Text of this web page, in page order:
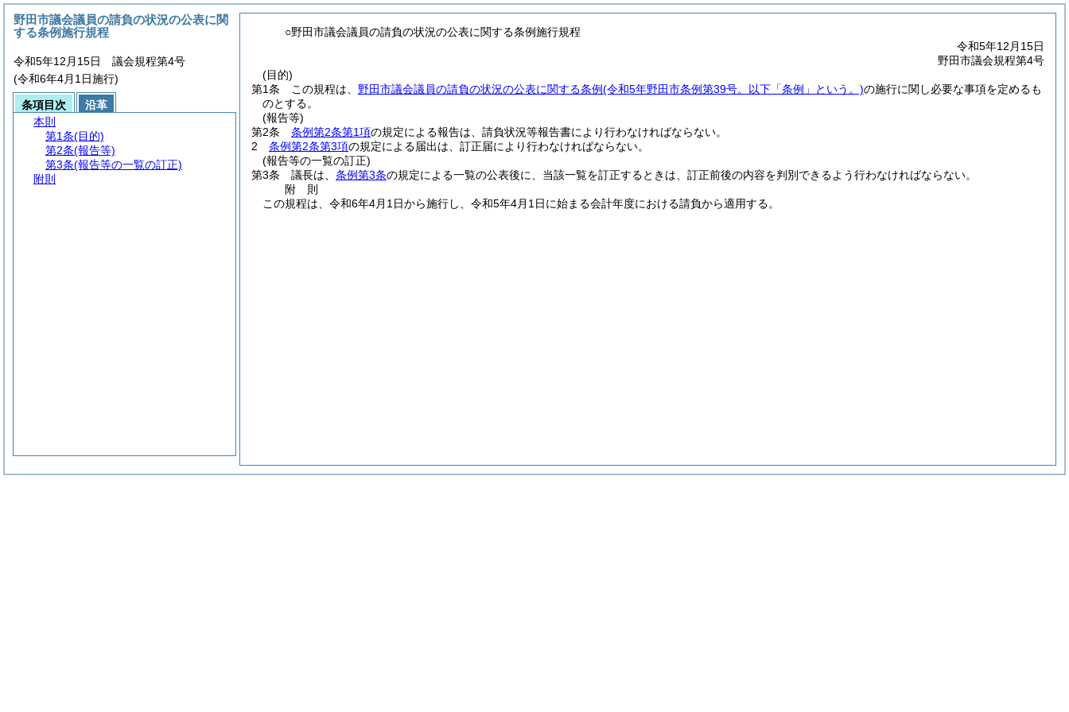
○野田市議会議員の請負の状況の公表に関する条例施行規程
令和5年12月15日
野田市議会規程第4号
(目的)
第1条
この規程は、 野田市議会議員の請負の状況の公表に関する条例(令和5年野田市条例第39号。以下「条例」という。)の施行に関し必要な事項を定めるも
のとする。
(報告等)
第2条
条例第2条第1項の規定による報告は、請負状況等報告書により行わなければならない。
2
条例第2条第3項の規定による届出は、訂正届により行わなければならない。
(報告等の一覧の訂正)
第3条
議長は、 条例第3条の規定による一覧の公表後に、当該一覧を訂正するときは、訂正前後の内容を判別できるよう行わなければならない。
附 則
この規程は、令和6年4月1日から施行し、令和5年4月1日に始まる会計年度における請負から適用する。
野田市議会議員の請負の状況の公表に関
する条例施行規程
令和5年12月15日 議会規程第4号
(令和6年4月1日施行)
条項目次
沿革
本則
第1条(目的)
第2条(報告等)
第3条(報告等の一覧の訂正)
附則